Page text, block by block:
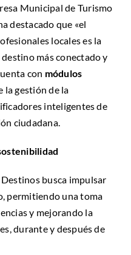
Municipal de Turismo
destacado que «el
locales es la
más conectado y
con módulos
la gestión de la
inteligentes de
ciudadana.
busca impulsar
permitiendo una toma
y mejorando la
durante y después de